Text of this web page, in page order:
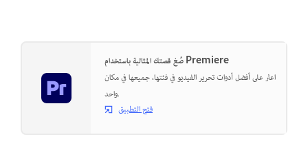
صُغ قصتك المثالية باستخدام Premiere
اعثر على أفضل أدوات تحرير الفيديو في فئتها، جميعها في مكان
واحد.
فتح التطبيق